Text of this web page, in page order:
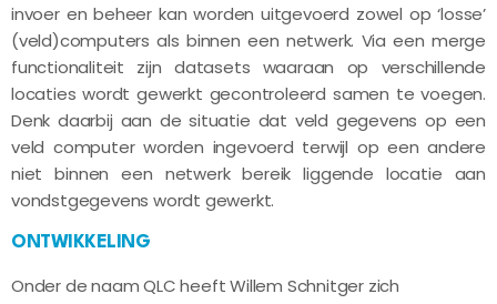
invoer en beheer kan worden uitgevoerd zowel op ‘losse’
(veld)computers als binnen een netwerk. Via een merge
functionaliteit zijn datasets waaraan op verschillende
locaties wordt gewerkt gecontroleerd samen te voegen.
Denk daarbij aan de situatie dat veld gegevens op een
veld computer worden ingevoerd terwijl op een andere
niet binnen een netwerk bereik liggende locatie aan
vondstgegevens wordt gewerkt.
ONTWIKKELING
Onder de naam QLC heeft Willem Schnitger zich